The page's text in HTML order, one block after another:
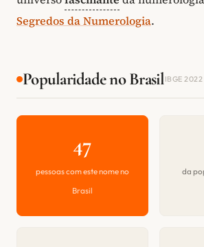
Segredos da Numerologia.
Popularidade no BrasilIBGE 2022
47
pessoas com este nome no
Brasil
da